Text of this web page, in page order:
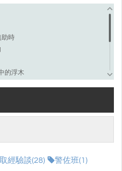
助時
的浮木
⌟符號，就可以下載上榜攻略囉!!
經驗談(28)
警佐班(1)